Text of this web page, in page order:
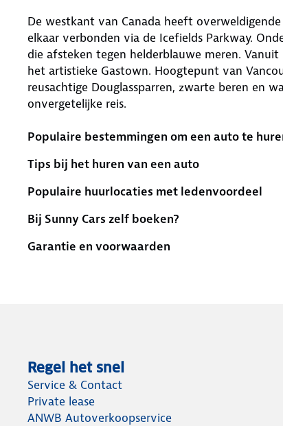
De westkant van Canada heeft
elkaar verbonden via de Icefields Parkway.
die afsteken tegen helderblauwe meren.
het artistieke Gastown. Hoogtepunt van
reusachtige Douglassparren, zwarte beren en
onvergetelijke reis.
Populaire bestemmingen om een auto te
Tips bij het huren van een auto
Populaire huurlocaties met ledenvoordeel
Bij Sunny Cars zelf boeken?
Garantie en voorwaarden
Regel het snel
Service & Contact
Private lease
ANWB Autoverkoopservice